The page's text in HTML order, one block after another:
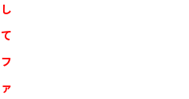
し
て
フ
ァ